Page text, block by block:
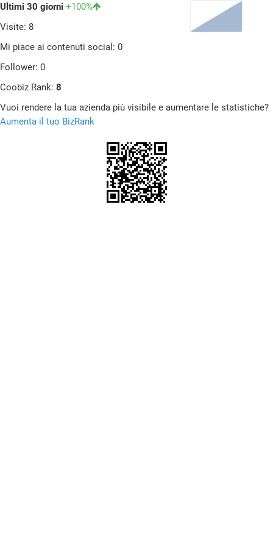
Ultimi 30 giorni +100%
Visite: 8
Mi piace ai contenuti social: 0
Follower: 0
Coobiz Rank: 8
Vuoi rendere la tua azienda più visibile e aumentare le statistiche?
Aumenta il tuo BizRank